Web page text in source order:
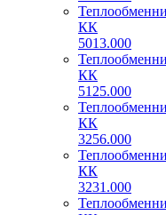
КК
5013.000
КК
5125.000
КК
3256.000
КК
3231.000